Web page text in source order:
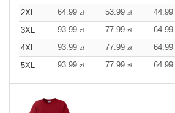
2XL
64.99 zł 53.99 zł 44.99
3XL
93.99 zł 77.99 zł 64.99
4XL
93.99 zł 77.99 zł 64.99
5XL
93.99 zł 77.99 zł 64.99